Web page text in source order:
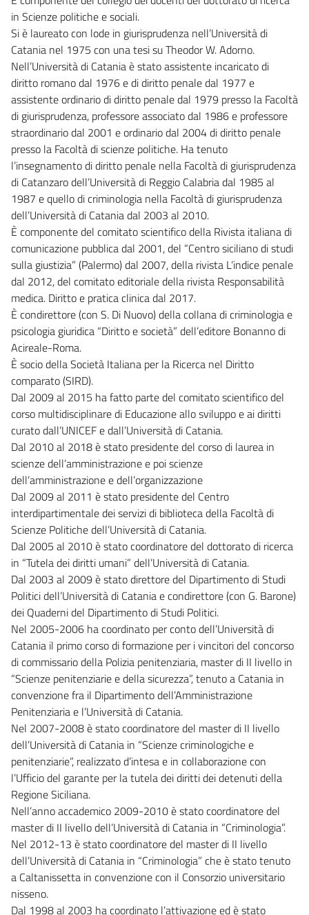
in Scienze politiche e sociali.
Si è laureato con lode in giurisprudenza nell’Università di
Catania nel 1975 con una tesi su Theodor W. Adorno.
Nell’Università di Catania è stato assistente incaricato di
diritto romano dal 1976 e di diritto penale dal 1977 e
assistente ordinario di diritto penale dal 1979 presso la Facoltà
di giurisprudenza, professore associato dal 1986 e professore
straordinario dal 2001 e ordinario dal 2004 di diritto penale
presso la Facoltà di scienze politiche. Ha tenuto
l’insegnamento di diritto penale nella Facoltà di giurisprudenza
di Catanzaro dell’Università di Reggio Calabria dal 1985 al
1987 e quello di criminologia nella Facoltà di giurisprudenza
dell’Università di Catania dal 2003 al 2010.
È componente del comitato scientifico della Rivista italiana di
comunicazione pubblica dal 2001, del “Centro siciliano di studi
sulla giustizia” (Palermo) dal 2007, della rivista L’indice penale
dal 2012, del comitato editoriale della rivista Responsabilità
medica. Diritto e pratica clinica dal 2017.
È condirettore (con S. Di Nuovo) della collana di criminologia e
psicologia giuridica “Diritto e società” dell’editore Bonanno di
Acireale-Roma.
È socio della Società Italiana per la Ricerca nel Diritto
comparato (SIRD).
Dal 2009 al 2015 ha fatto parte del comitato scientifico del
corso multidisciplinare di Educazione allo sviluppo e ai diritti
curato dall’UNICEF e dall’Università di Catania.
Dal 2010 al 2018 è stato presidente del corso di laurea in
scienze dell’amministrazione e poi scienze
dell’amministrazione e dell’organizzazione
Dal 2009 al 2011 è stato presidente del Centro
interdipartimentale dei servizi di biblioteca della Facoltà di
Scienze Politiche dell’Università di Catania.
Dal 2005 al 2010 è stato coordinatore del dottorato di ricerca
in “Tutela dei diritti umani” dell’Università di Catania.
Dal 2003 al 2009 è stato direttore del Dipartimento di Studi
Politici dell’Università di Catania e condirettore (con G. Barone)
dei Quaderni del Dipartimento di Studi Politici.
Nel 2005-2006 ha coordinato per conto dell’Università di
Catania il primo corso di formazione per i vincitori del concorso
di commissario della Polizia penitenziaria, master di II livello in
“Scienze penitenziarie e della sicurezza”, tenuto a Catania in
convenzione fra il Dipartimento dell’Amministrazione
Penitenziaria e l’Università di Catania.
Nel 2007-2008 è stato coordinatore del master di II livello
dell’Università di Catania in “Scienze criminologiche e
penitenziarie”, realizzato d’intesa e in collaborazione con
l’Ufficio del garante per la tutela dei diritti dei detenuti della
Regione Siciliana.
Nell’anno accademico 2009-2010 è stato coordinatore del
master di II livello dell’Università di Catania in “Criminologia”.
Nel 2012-13 è stato coordinatore del master di II livello
dell’Università di Catania in “Criminologia” che è stato tenuto
a Caltanissetta in convenzione con il Consorzio universitario
nisseno.
Dal 1998 al 2003 ha coordinato l’attivazione ed è stato